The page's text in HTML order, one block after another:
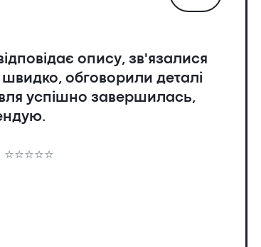
опису, зв'язалися
швидко, обговорили деталі
успішно завершилась,